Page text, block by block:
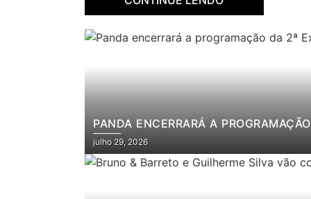
PANDA ENCERRARÁ A
julho 29, 2026